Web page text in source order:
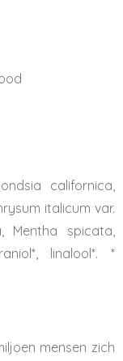
californica,
italicum var.
Mentha spicata,
linalool*. *
mensen zich